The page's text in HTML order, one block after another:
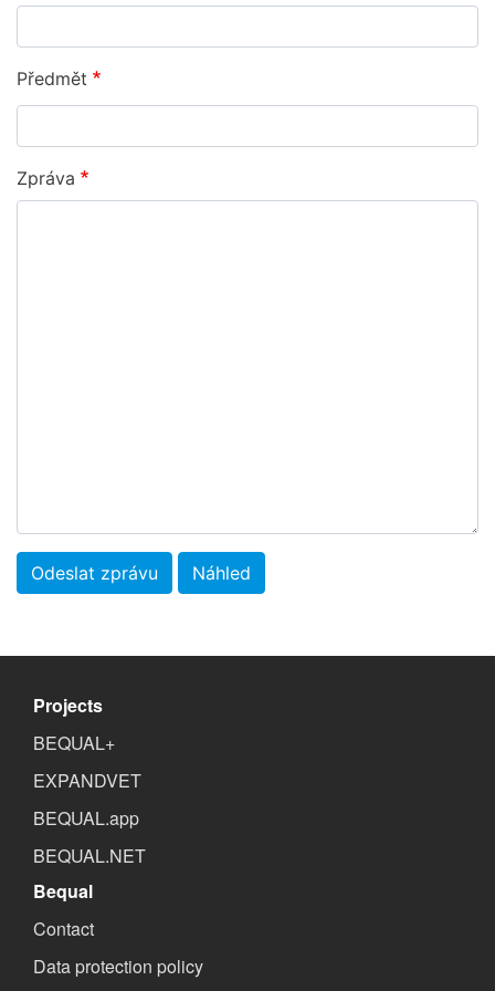
Předmět
Zpráva
Odeslat zprávu Náhled
Projects
BEQUAL+
EXPANDVET
BEQUAL.app
BEQUAL.NET
Bequal
Contact
Data protection policy